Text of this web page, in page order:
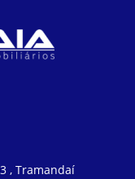
, Tramandaí